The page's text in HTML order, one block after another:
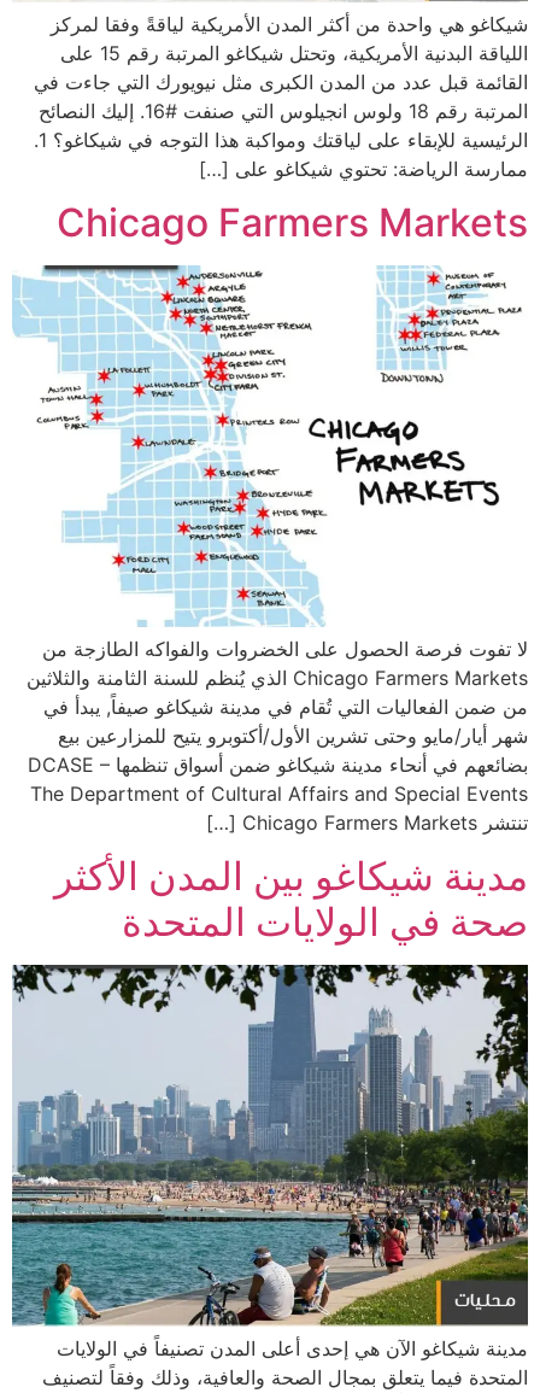
شيكاغو هي واحدة من أكثر المدن الأمريكية لياقةً وفقا لمركز
اللياقة البدنية الأمريكية، وتحتل شيكاغو المرتبة رقم 15 على
القائمة قبل عدد من المدن الكبرى مثل نيويورك التي جاءت في
المرتبة رقم 18 ولوس انجيلوس التي صنفت #16. إليك النصائح
الرئيسية للإبقاء على لياقتك ومواكبة هذا التوجه في شيكاغو؟ 1.
ممارسة الرياضة: تحتوي شيكاغو على […]
Chicago Farmers Markets
لا تفوت فرصة الحصول على الخضروات والفواكه الطازجة من
Chicago Farmers Markets الذي يُنظم للسنة الثامنة والثلاثين
من ضمن الفعاليات التي تُقام في مدينة شيكاغو صيفاً, يبدأ في
شهر أيار/مايو وحتى تشرين الأول/أكتوبرو يتيح للمزارعين بيع
بضائعهم في أنحاء مدينة شيكاغو ضمن أسواق تنظمها DCASE –
The Department of Cultural Affairs and Special Events
تنتشر Chicago Farmers Markets […]
مدينة شيكاغو بين المدن الأكثر
صحة في الولايات المتحدة
مدينة شيكاغو الآن هي إحدى أعلى المدن تصنيفاً في الولايات
المتحدة فيما يتعلق بمجال الصحة والعافية، وذلك وفقاً لتصنيف